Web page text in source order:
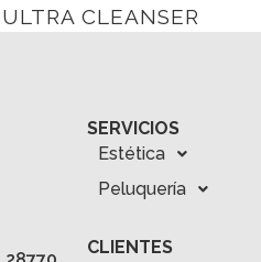
CLEANSER
SERVICIOS
Estética
Peluquería
CLIENTES